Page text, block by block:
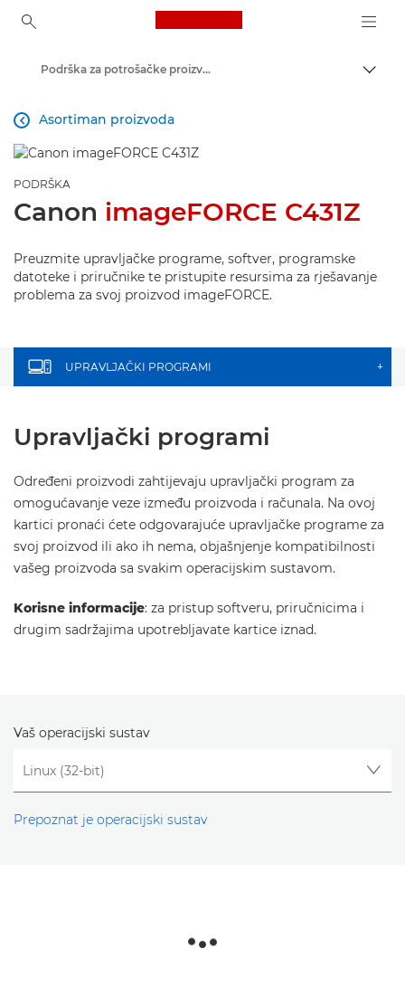
Canon Logo, back to
Podrška za potrošačke proizvode
Asortiman proizvoda

PODRŠKA
Canon imageFORCE C431Z
Preuzmite upravljačke programe, softver, programske
datoteke i priručnike te pristupite resursima za rješavanje
problema za svoj proizvod imageFORCE.
UPRAVLJAČKI PROGRAMI +
Upravljački programi
Određeni proizvodi zahtijevaju upravljački program za
omogućavanje veze između proizvoda i računala. Na ovoj
kartici pronaći ćete odgovarajuće upravljačke programe za
svoj proizvod ili ako ih nema, objašnjenje kompatibilnosti
vašeg proizvoda sa svakim operacijskim sustavom.
Korisne informacije: za pristup softveru, priručnicima i
drugim sadržajima upotrebljavate kartice iznad.
Vaš operacijski sustav
Prepoznat je operacijski sustav